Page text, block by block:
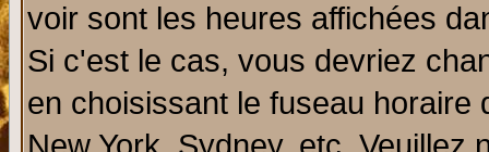
voir sont les heures affichées
Si c'est le cas, vous devriez
en choisissant le fuseau